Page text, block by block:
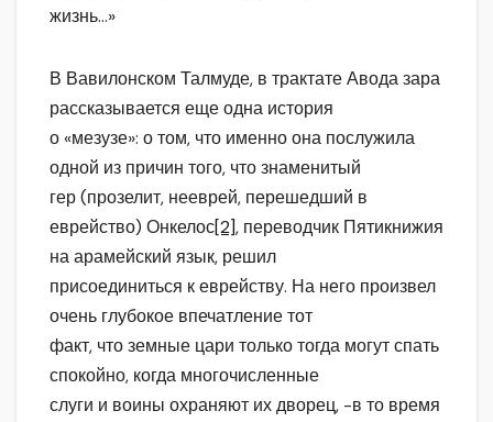
жизнь…»
В Вавилонском Талмуде, в трактате Авода зара
рассказывается еще одна история
о «мезузе»: о том, что именно она послужила
одной из причин того, что знаменитый
гер (прозелит, нееврей, перешедший в
еврейство) Онкелос[2], переводчик Пятикнижия
на арамейский язык, решил
присоединиться к еврейству. На него произвел
очень глубокое впечатление тот
факт, что земные цари только тогда могут спать
спокойно, когда многочисленные
слуги и воины охраняют их дворец, -в то время